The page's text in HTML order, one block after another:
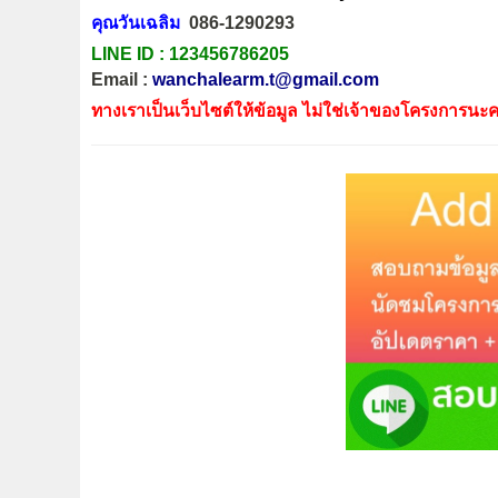
คุณวันเฉลิม 086-1290293
LINE ID : 123456786205
Email : wanchalearm.t@gmail.com
ทางเราเป็นเว็บไซต์ให้ข้อมูล ไม่ใช่เจ้าของโครงการนะ